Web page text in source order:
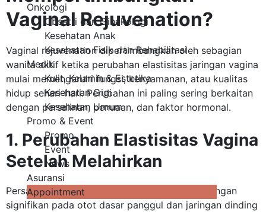
Onkologi
Obsetri dan Ginekologi
Kesehatan Anak
Kesehatan Fisik dan Rehabilitasi
Medik
Kulit, Kelamin & Estetika
Kesehatan Gigi
Kesehatan Umum
Promo & Event
Promo
Event
News
Asuransi
Appointment
Vaginal Rejuvenation?
Vaginal rejuvenation dipertimbangkan oleh sebagian
wanita aktif ketika perubahan elastisitas jaringan vagina
mulai memengaruhi fungsi, kenyamanan, atau kualitas
hidup sehari-hari. Perubahan ini paling sering berkaitan
dengan persalinan, penuaan, dan faktor hormonal.
1. Perubahan Elastisitas Vagina
Setelah Melahirkan
Persalinan normal dapat menyebabkan peregangan
signifikan pada otot dasar panggul dan jaringan dinding